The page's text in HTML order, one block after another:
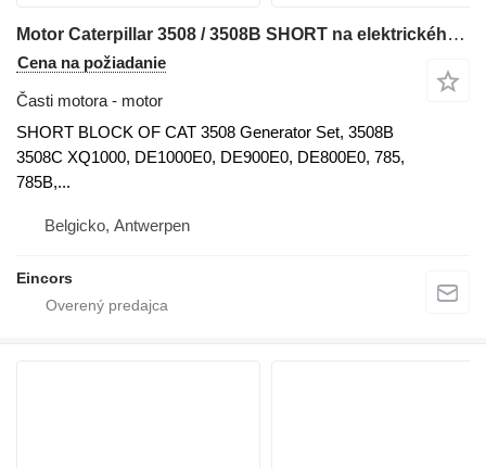
Motor Caterpillar 3508 / 3508B SHORT na elektrického generátora Caterpillar XQ1000
Cena na požiadanie
Časti motora - motor
SHORT BLOCK OF CAT 3508 Generator Set, 3508B
3508C XQ1000, DE1000E0, DE900E0, DE800E0, 785,
785B,...
Belgicko, Antwerpen
Eincors